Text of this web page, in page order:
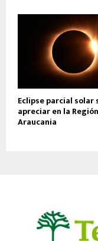
Eclipse parcial solar
apreciar en la
Araucania